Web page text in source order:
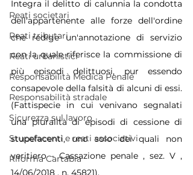
Reati societari
Reati tributari
Reati urbanistici
Responsabilità Medica Penale
Responsabilità stradale
Sicurezza sul lavoro
Stupefacenti e reati associativi
Riforma Cartabia
Integra il delitto di calunnia la condotta
dell'appartenente alle forze dell'ordine
che redige un'annotazione di servizio
con la quale riferisce la commissione di
più episodi delittuosi, pur essendo
consapevole della falsità di alcuni di essi.
(Fattispecie in cui venivano segnalati
una pluralità di episodi di cessione di
stupefacenti, uno solo dei quali non
veritiero - Cassazione penale , sez. V ,
14/06/2018 , n. 45821).